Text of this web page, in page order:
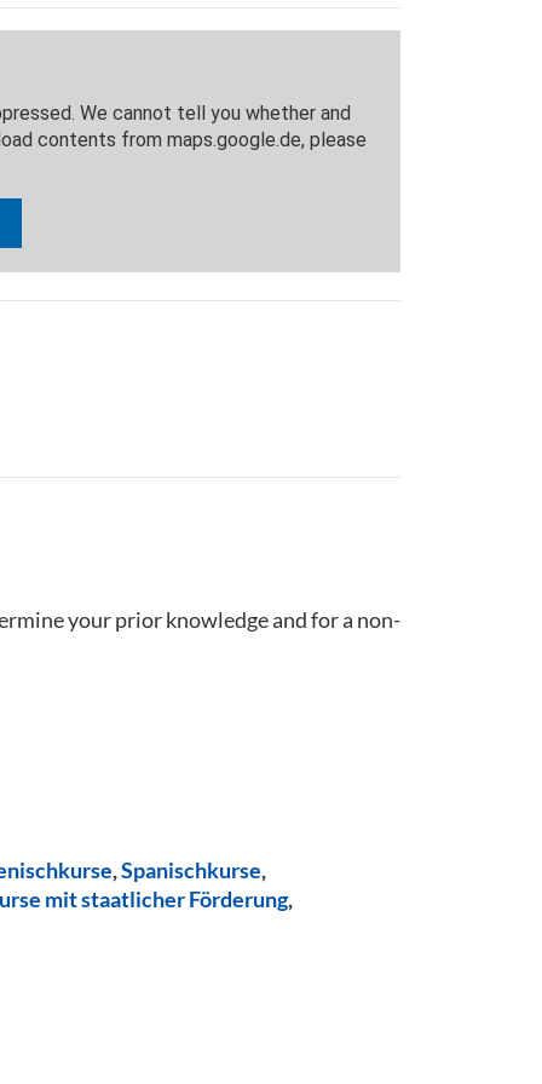
your prior knowledge and for a non-
,Spanischkurse,
mit staatlicher Förderung,